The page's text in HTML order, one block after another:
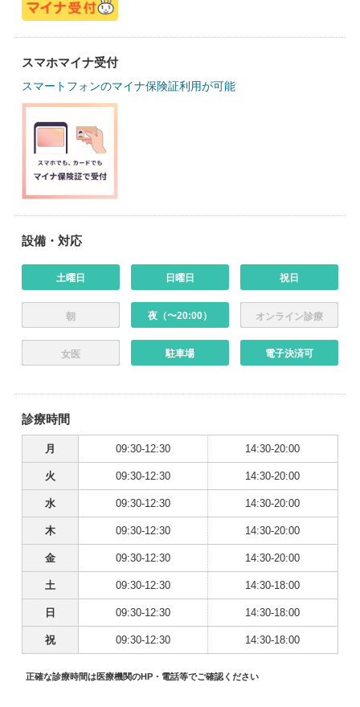
スマホマイナ受付
スマートフォンのマイナ保険証利用が可能
設備・対応
土曜日 日曜日 祝日
朝 夜（〜20:00） オンライン診療
女医 駐車場 電子決済可
診療時間
月 09:30-12:30 14:30-20:00
火 09:30-12:30 14:30-20:00
水 09:30-12:30 14:30-20:00
木 09:30-12:30 14:30-20:00
金 09:30-12:30 14:30-20:00
土 09:30-12:30 14:30-18:00
日 09:30-12:30 14:30-18:00
祝 09:30-12:30 14:30-18:00
正確な診療時間は医療機関のHP・電話等でご確認ください